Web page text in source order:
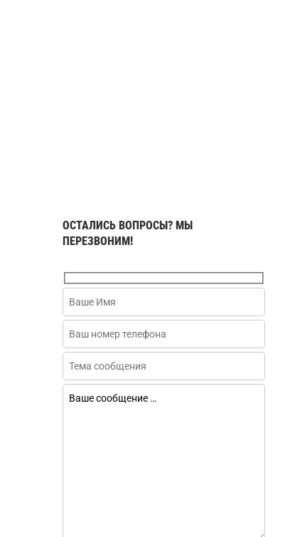
ОСТАЛИСЬ ВОПРОСЫ? МЫ
ПЕРЕЗВОНИМ!